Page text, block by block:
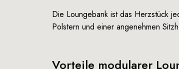
Die Loungebank ist das Herzstück
Polstern und einer angenehmen
Vorteile modularer